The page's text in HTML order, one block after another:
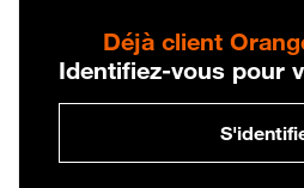
Déjà client
Identifiez-vous pour